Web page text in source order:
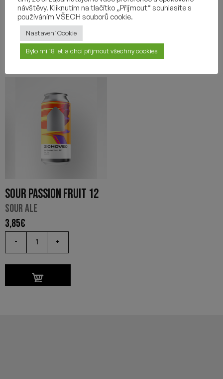
- +
SOUR PASSION FRUIT 12
SOUR ALE
3,85€
- +
návštěvy. Kliknutím na tlačítko „Přijmout“ souhlasíte s
používáním VŠECH souborů cookie.
Nastavení Cookie
Bylo mi 18 let a chci přijmout všechny cookies